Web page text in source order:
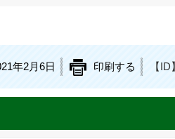
年2月6日 印刷する 【ID】